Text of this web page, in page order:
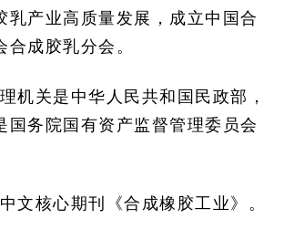
乳产业高质量发展，成立中国合
成胶乳分会。
机关是中华人民共和国民政部，
国务院国有资产监督管理委员会
文核心期刊《合成橡胶工业》。